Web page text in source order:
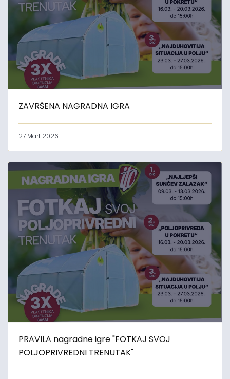
ZAVRŠENA NAGRADNA IGRA
27 Mart 2026
PRAVILA nagradne igre "FOTKAJ SVOJ
POLJOPRIVREDNI TRENUTAK"